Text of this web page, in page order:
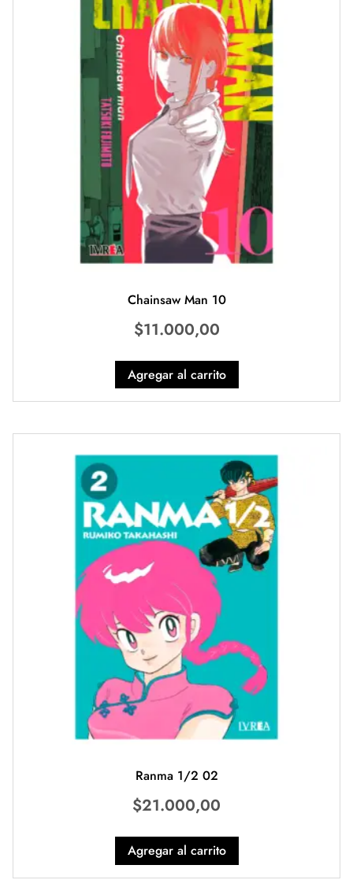
Chainsaw Man 10
$11.000,00
Agregar al carrito
Ranma 1/2 02
$21.000,00
Agregar al carrito